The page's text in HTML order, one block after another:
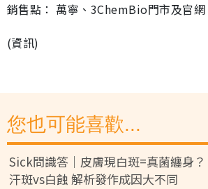
銷售點： 萬寧、3ChemBio門市及官網
(資訊)
您也可能喜歡...
Sick問識答｜皮膚現白斑=真菌纏身
汗斑vs白蝕 解析發作成因大不同